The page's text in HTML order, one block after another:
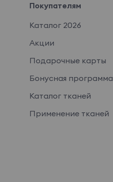
Покупателям
Каталог 2026
Акции
Подарочные карты
Бонусная программа
Каталог тканей
Применение тканей